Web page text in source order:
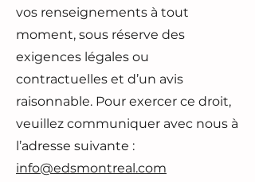
vos renseignements à tout
moment, sous réserve des
exigences légales ou
contractuelles et d’un avis
raisonnable. Pour exercer ce droit,
veuillez communiquer avec nous à
l’adresse suivante :
info@edsmontreal.com